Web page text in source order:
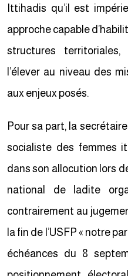
Ittihadis qu’il est
approche capable
structures
l’élever au niveau des
aux enjeux posés.
Pour sa part, la
socialiste des femmes
dans son allocution lors
national de ladite
contrairement au
la fin de l’USFP « notre
échéances du 8